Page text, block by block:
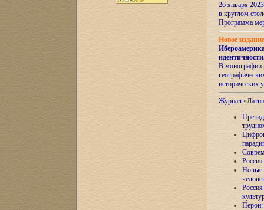
26 января
в круглом
Программа
Новое
идентичности
В монографии
исторических
Журнал
Новые
Перон: